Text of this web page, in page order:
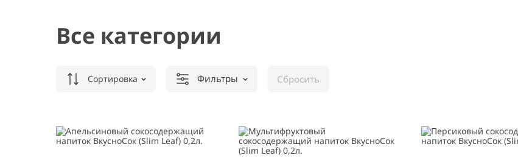
Все категории
Сортировка Фильтры Сбросить